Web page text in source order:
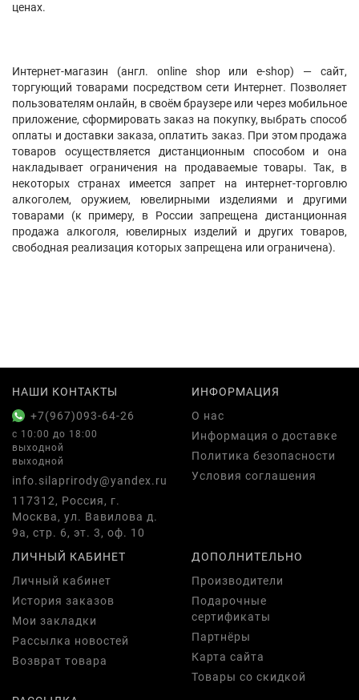
ценах.
Интернет-магазин (англ. online shop или e-shop) — сайт,
торгующий товарами посредством сети Интернет. Позволяет
пользователям онлайн, в своём браузере или через мобильное
приложение, сформировать заказ на покупку, выбрать способ
оплаты и доставки заказа, оплатить заказ. При этом продажа
товаров осуществляется дистанционным способом и она
накладывает ограничения на продаваемые товары. Так, в
некоторых странах имеется запрет на интернет-торговлю
алкоголем, оружием, ювелирными изделиями и другими
товарами (к примеру, в России запрещена дистанционная
продажа алкоголя, ювелирных изделий и других товаров,
свободная реализация которых запрещена или ограничена).
НАШИ КОНТАКТЫ
+7(967)093-64-26
с 10:00 до 18:00
выходной
выходной
info.silaprirody@yandex.ru
117312, Россия, г.
Москва, ул. Вавилова д.
9а, стр. 6, эт. 3, оф. 10
ИНФОРМАЦИЯ
О нас
Информация о доставке
Политика безопасности
Условия соглашения
ЛИЧНЫЙ КАБИНЕТ
Личный кабинет
История заказов
Мои закладки
Рассылка новостей
Возврат товара
ДОПОЛНИТЕЛЬНО
Производители
Подарочные
сертификаты
Партнёры
Карта сайта
Товары со скидкой